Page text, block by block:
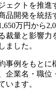
ェクトを推進
品開発を統括
万円から
裁量と影響力
ました。
事例をもとに
企業名・職位
います。